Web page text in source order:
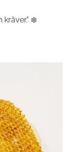
kräver." ❄️